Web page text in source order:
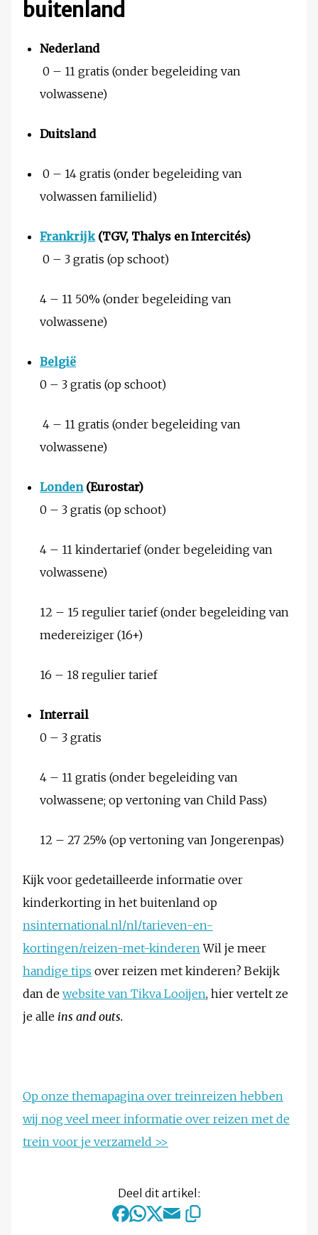
buitenland
Nederland
0 – 11 gratis (onder begeleiding van
volwassene)
Duitsland
0 – 14 gratis (onder begeleiding van
volwassen familielid)
Frankrijk(TGV, Thalys en Intercités)
0 – 3 gratis (op schoot)
4 – 11 50% (onder begeleiding van
volwassene)
België
0 – 3 gratis (op schoot)
4 – 11 gratis (onder begeleiding van
volwassene)
Londen(Eurostar)
0 – 3 gratis (op schoot)
4 – 11 kindertarief (onder begeleiding van
volwassene)
12 – 15 regulier tarief (onder begeleiding van
medereiziger (16+)
16 – 18 regulier tarief
Interrail
0 – 3 gratis
4 – 11 gratis (onder begeleiding van
volwassene; op vertoning van Child Pass)
12 – 27 25% (op vertoning van Jongerenpas)
Kijk voor gedetailleerde informatie over
kinderkorting in het buitenland op
nsinternational.nl/nl/tarieven-en-
kortingen/reizen-met-kinderenWil je meer
handige tips over reizen met kinderen? Bekijk
dan de website van Tikva Looijen, hier vertelt ze
je alle ins and outs.
Op onze themapagina over treinreizen hebben
wij nog veel meer informatie over reizen met de
trein voor je verzameld >>
Deel dit artikel: